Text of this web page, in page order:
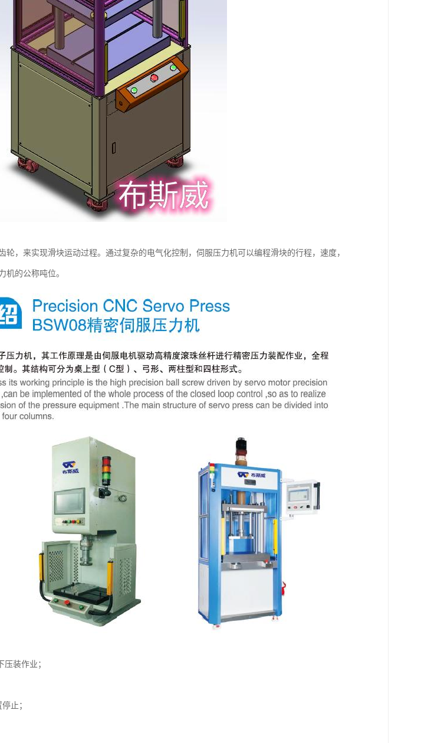
轮，来实现滑块运动过程。通过复杂的电气化控制，伺服压力机可以编程滑块的行程，速度，
机的公称吨位。
装作业；
止；